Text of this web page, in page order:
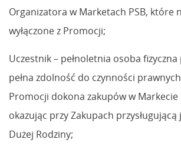
Organizatora w Marketach PSB, które
wyłączone z Promocji;
Uczestnik – pełnoletnia osoba
pełna zdolność do czynności
Promocji dokona zakupów w Markecie
okazując przy Zakupach
Dużej Rodziny;